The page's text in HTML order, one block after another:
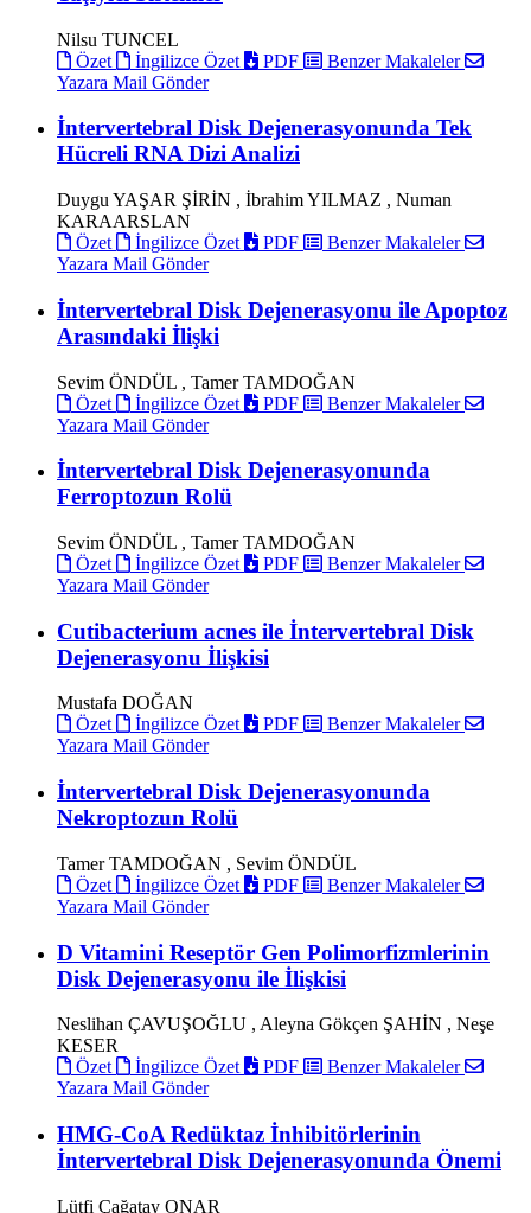
Nilsu TUNCEL
Özet
İngilizce Özet PDF
Benzer Makaleler
Yazara Mail Gönder
İntervertebral Disk Dejenerasyonunda Tek
Hücreli RNA Dizi Analizi
Duygu YAŞAR ŞİRİN , İbrahim YILMAZ , Numan
KARAARSLAN
Özet
İngilizce Özet PDF
Benzer Makaleler
Yazara Mail Gönder
İntervertebral Disk Dejenerasyonu ile Apoptoz
Arasındaki İlişki
Sevim ÖNDÜL , Tamer TAMDOĞAN
Özet
İngilizce Özet PDF
Benzer Makaleler
Yazara Mail Gönder
İntervertebral Disk Dejenerasyonunda
Ferroptozun Rolü
Sevim ÖNDÜL , Tamer TAMDOĞAN
Özet
İngilizce Özet PDF
Benzer Makaleler
Yazara Mail Gönder
Cutibacterium acnes ile İntervertebral Disk
Dejenerasyonu İlişkisi
Mustafa DOĞAN
Özet
İngilizce Özet PDF
Benzer Makaleler
Yazara Mail Gönder
İntervertebral Disk Dejenerasyonunda
Nekroptozun Rolü
Tamer TAMDOĞAN , Sevim ÖNDÜL
Özet
İngilizce Özet PDF
Benzer Makaleler
Yazara Mail Gönder
D Vitamini Reseptör Gen Polimorfizmlerinin
Disk Dejenerasyonu ile İlişkisi
Neslihan ÇAVUŞOĞLU , Aleyna Gökçen ŞAHİN , Neşe
KESER
Özet
İngilizce Özet PDF
Benzer Makaleler
Yazara Mail Gönder
HMG-CoA Redüktaz İnhibitörlerinin
İntervertebral Disk Dejenerasyonunda Önemi
Lütfi Çağatay ONAR